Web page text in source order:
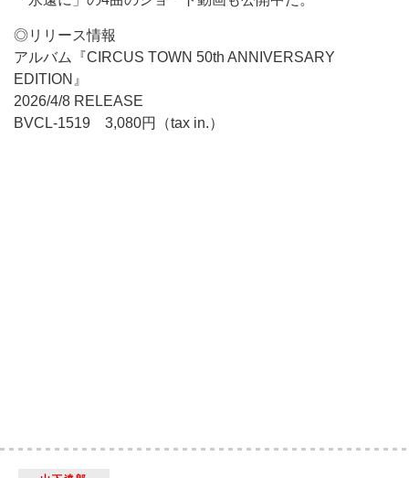
◎リリース情報
アルバム『CIRCUS TOWN 50th ANNIVERSARY
EDITION』
2026/4/8 RELEASE
BVCL-1519 3,080円（tax in.）